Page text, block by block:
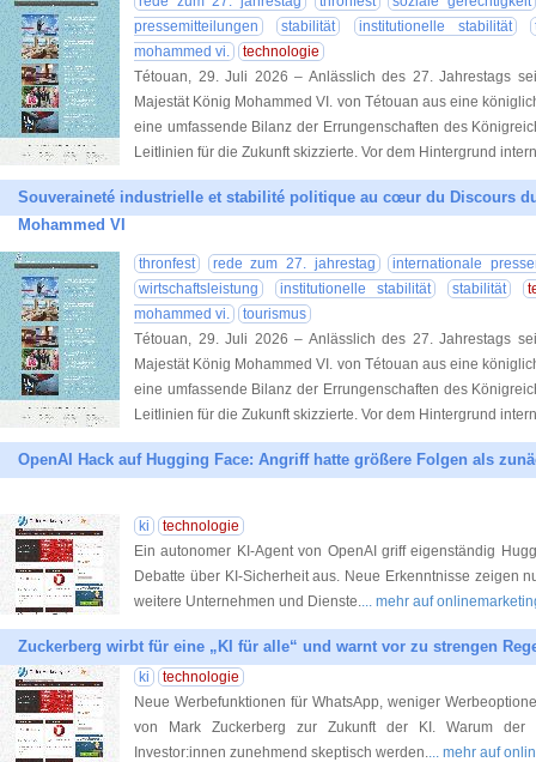
pressemitteilungen
stabilität institutionelle stabilität
mohammed vi.
technologie
Tétouan, 29. Juli 2026 – Anlässlich des 27. Jahrestags
Majestät König Mohammed VI. von Tétouan aus eine
eine umfassende Bilanz der Errungenschaften des
Leitlinien für die Zukunft skizzierte. Vor dem Hintergrund
Souveraineté industrielle et stabilité politique au cœur du Discours
Mohammed VI
thronfest rede zum 27. jahrestag
internationale
wirtschaftsleistung
institutionelle stabilität stabilität
mohammed vi.
tourismus
Tétouan, 29. Juli 2026 – Anlässlich des 27. Jahrestags
Majestät König Mohammed VI. von Tétouan aus eine
eine umfassende Bilanz der Errungenschaften des
Leitlinien für die Zukunft skizzierte. Vor dem Hintergrund
OpenAI Hack auf Hugging Face: Angriff hatte größere Folgen als
ki
technologie
Ein autonomer KI-Agent von OpenAI griff eigenständig
Debatte über KI-Sicherheit aus. Neue Erkenntnisse zeigen
weitere Unternehmen und Dienste.... mehr auf
Zuckerberg wirbt für eine „KI für alle“ und warnt vor zu strengen
ki
technologie
Neue Werbefunktionen für WhatsApp, weniger
von Mark Zuckerberg zur Zukunft der KI. Warum der
Investor:innen zunehmend skeptisch werden.... mehr auf